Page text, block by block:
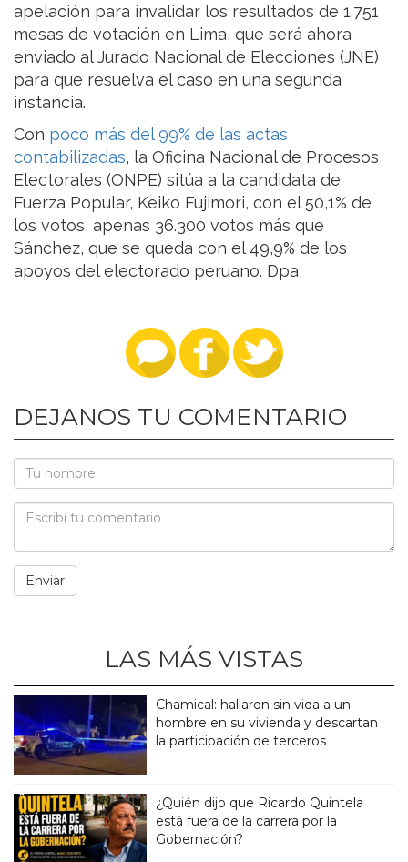
apelación para invalidar los resultados de 1.751
mesas de votación en Lima, que será ahora
enviado al Jurado Nacional de Elecciones (JNE)
para que resuelva el caso en una segunda
instancia.
Con poco más del 99% de las actas
contabilizadas, la Oficina Nacional de Procesos
Electorales (ONPE) sitúa a la candidata de
Fuerza Popular, Keiko Fujimori, con el 50,1% de
los votos, apenas 36.300 votos más que
Sánchez, que se queda con el 49,9% de los
apoyos del electorado peruano. Dpa
DEJANOS TU COMENTARIO
LAS MÁS VISTAS
Chamical: hallaron sin vida a un
hombre en su vivienda y descartan
la participación de terceros
¿Quién dijo que Ricardo Quintela
está fuera de la carrera por la
Gobernación?